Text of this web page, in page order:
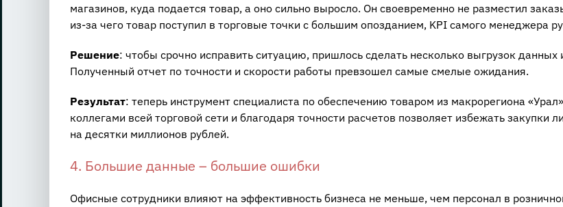
магазинов, куда подается товар, а оно сильно выросло. Он своевременно не разместил
из-за чего товар поступил в торговые точки с большим опозданием, KPI самого менеджера
Решение: чтобы срочно исправить ситуацию, пришлось сделать несколько выгрузок данных
Полученный отчет по точности и скорости работы превзошел самые смелые ожидания.
Результат: теперь инструмент специалиста по обеспечению товаром из макрорегиона
коллегами всей торговой сети и благодаря точности расчетов позволяет избежать закупки
на десятки миллионов рублей.
4. Большие данные – большие ошибки
Офисные сотрудники влияют на эффективность бизнеса не меньше, чем персонал в